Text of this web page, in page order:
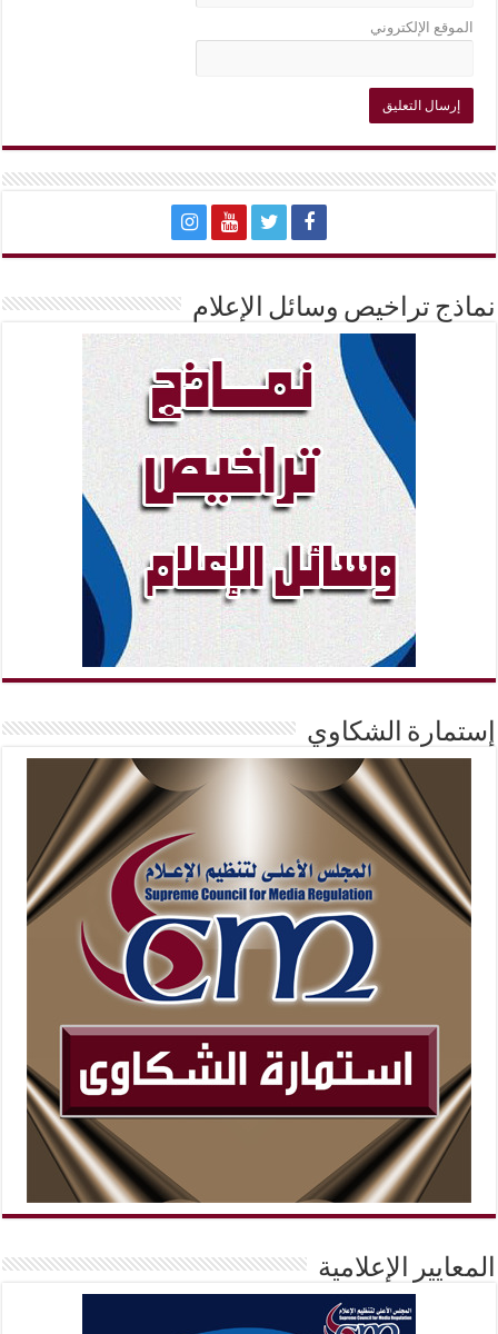
الموقع الإلكتروني
نماذج تراخيص وسائل الإعلام
إستمارة الشكاوي
المعايير الإعلامية